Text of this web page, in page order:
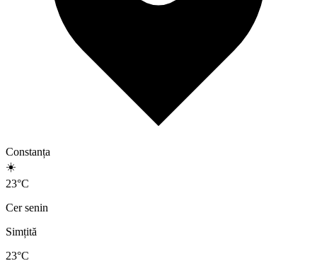
Constanța
☀️
23°C
Cer senin
Simțită
23°C